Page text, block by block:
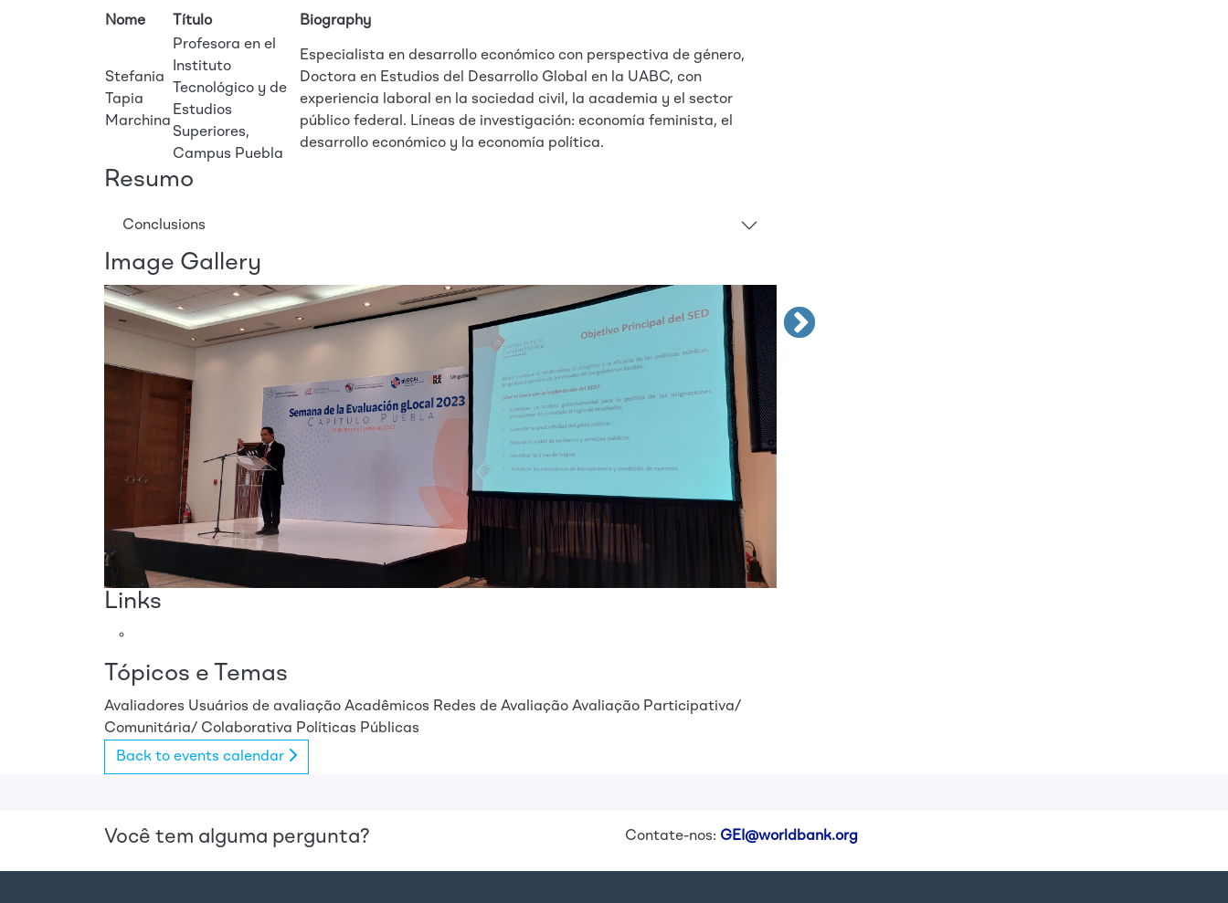
Nome Título Biography
Stefania
Tapia
Marchina
Profesora en el
Instituto
Tecnológico y de
Estudios
Superiores,
Campus Puebla
Especialista en desarrollo económico con perspectiva de género,
Doctora en Estudios del Desarrollo Global en la UABC, con
experiencia laboral en la sociedad civil, la academia y el sector
público federal. Líneas de investigación: economía feminista, el
desarrollo económico y la economía política.
Resumo
Conclusions
Image Gallery
Links
Tópicos e Temas
Avaliadores Usuários de avaliação Acadêmicos Redes de Avaliação Avaliação Participativa/
Comunitária/ Colaborativa Políticas Públicas
Back to events calendar
Você tem alguma pergunta? Contate-nos: GEI@worldbank.org